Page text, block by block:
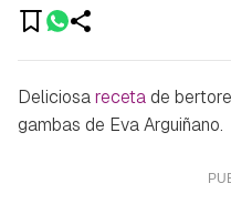
Deliciosarecetade
gambas de Eva Arguiñano.